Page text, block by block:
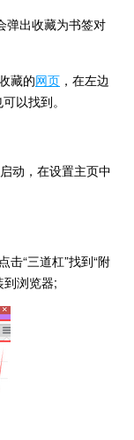
弹出收藏为书签对
藏的网页 ，在左边
以找到。
动，在设置主页中
击“三道杠”找到“附
到浏览器;